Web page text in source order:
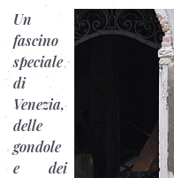
Un
fascino
speciale
di
Venezia,
delle
gondole
e dei